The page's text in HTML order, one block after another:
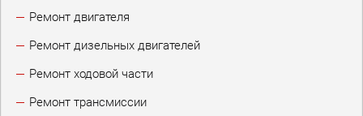
Ремонт двигателя
Ремонт дизельных двигателей
Ремонт ходовой части
Ремонт трансмиссии